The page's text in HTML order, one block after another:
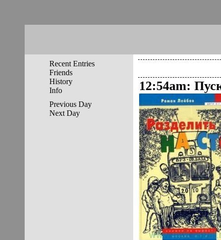
Recent Entries
Friends
History
Info
Previous Day
Next Day
12:54am: